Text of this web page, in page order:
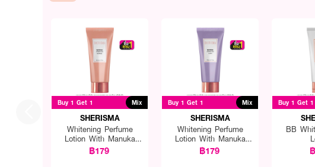
Buy 1 Get 1 Mix
SHERISMA
Whitening Perfume
Lotion With Manuka
Honey
฿179
Buy 1 Get 1 Mix
SHERISMA
Whitening Perfume
Lotion With Manuka
Honey
฿179
Buy 1 Get 1
BB